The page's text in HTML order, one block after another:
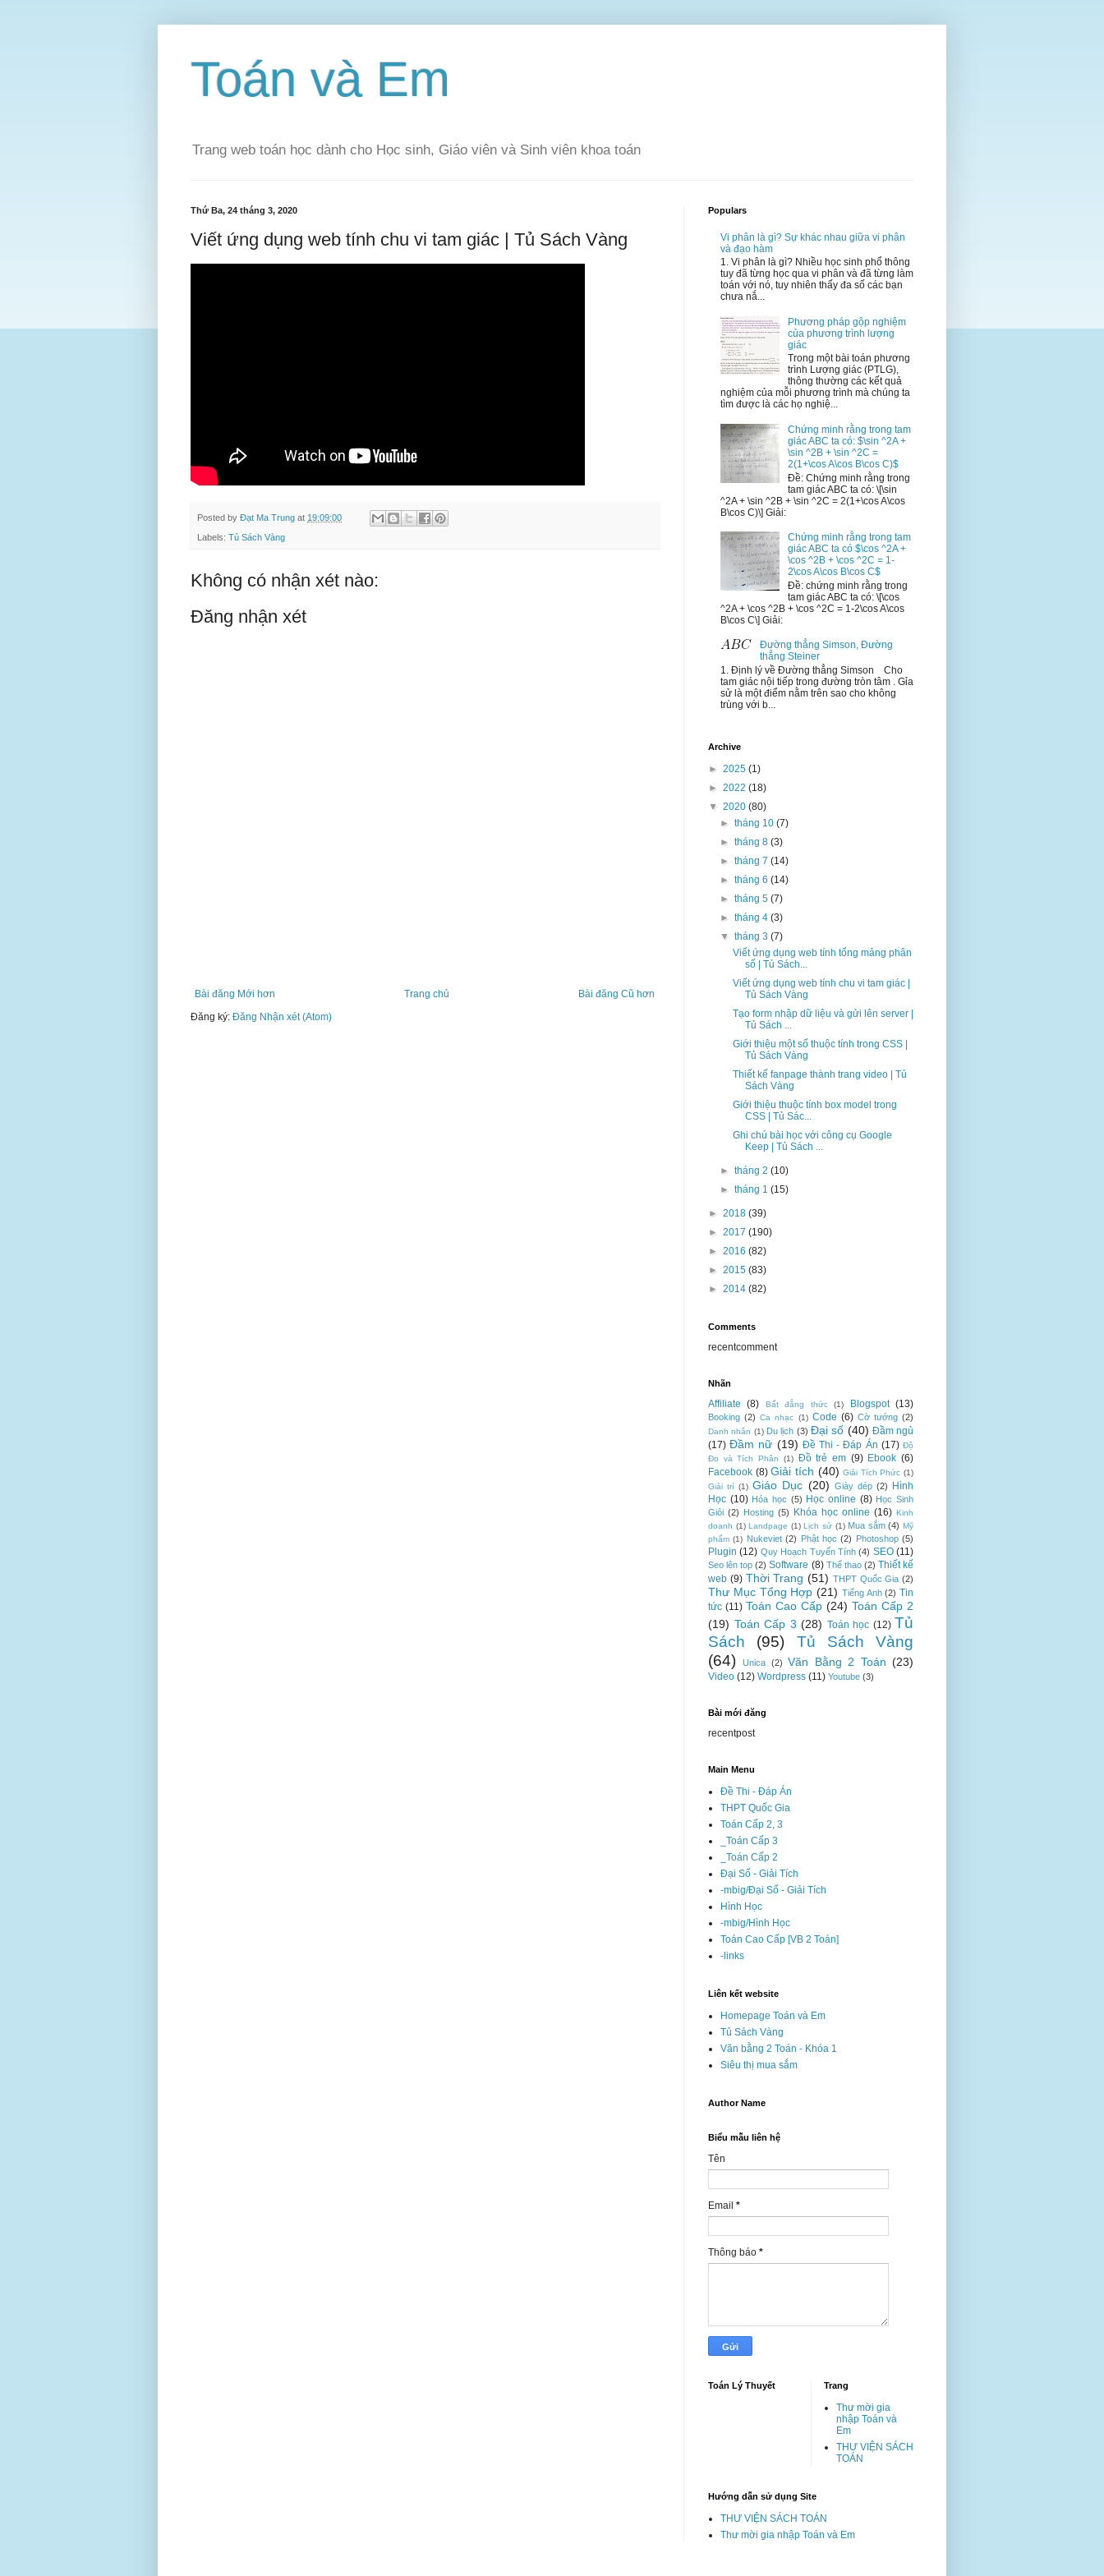
Toán và Em
Trang web toán học dành cho Học sinh, Giáo viên và Sinh viên khoa toán
Thứ Ba, 24 tháng 3, 2020
Viết ứng dụng web tính chu vi tam giác | Tủ Sách Vàng
Posted by Đạt Ma Trung at 19:09:00
Labels: Tủ Sách Vàng
Không có nhận xét nào:
Đăng nhận xét
Bài đăng Mới hơn Bài đăng Cũ hơn
Trang chủ
Đăng ký: Đăng Nhận xét (Atom)
Populars
Vi phân là gì? Sự khác nhau giữa vi phân
và đạo hàm
1. Vi phân là gì? Nhiều học sinh phổ thông
tuy đã từng học qua vi phân và đã từng làm
toán với nó, tuy nhiên thấy đa số các bạn
chưa nắ...
Phương pháp gộp nghiệm
của phương trình lượng
giác
Trong một bài toán phương
trình Lượng giác (PTLG),
thông thường các kết quả
nghiệm của mỗi phương trình mà chúng ta
tìm được là các họ nghiệ...
Chứng minh rằng trong tam
giác ABC ta có: $\sin ^2A +
\sin ^2B + \sin ^2C =
2(1+\cos A\cos B\cos C)$
Đề: Chứng minh rằng trong
tam giác ABC ta có: \[\sin
^2A + \sin ^2B + \sin ^2C = 2(1+\cos A\cos
B\cos C)\] Giải:
Chứng minh rằng trong tam
giác ABC ta có $\cos ^2A +
\cos ^2B + \cos ^2C = 1-
2\cos A\cos B\cos C$
Đề: chứng minh rằng trong
tam giác ABC ta có: \[\cos
^2A + \cos ^2B + \cos ^2C = 1-2\cos A\cos
B\cos C\] Giải:
Đường thẳng Simson, Đường
thẳng Steiner
1. Định lý về Đường thẳng Simson Cho
tam giác nội tiếp trong đường tròn tâm . Gỉa
sử là một điểm nằm trên sao cho không
trùng với b...
Archive
► 2025 (1)
► 2022 (18)
▼ 2020 (80)
►tháng 10(7)
►tháng 8(3)
►tháng 7(14)
►tháng 6(14)
►tháng 5(7)
►tháng 4(3)
▼tháng 3(7)
Viết ứng dụng web tính tổng mảng phân
số | Tủ Sách...
Viết ứng dụng web tính chu vi tam giác |
Tủ Sách Vàng
Tạo form nhập dữ liệu và gửi lên server |
Tủ Sách ...
Giới thiệu một số thuộc tính trong CSS |
Tủ Sách Vàng
Thiết kế fanpage thành trang video | Tủ
Sách Vàng
Giới thiệu thuộc tính box model trong
CSS | Tủ Sác...
Ghi chú bài học với công cụ Google
Keep | Tủ Sách ...
►tháng 2(10)
►tháng 1(15)
► 2018 (39)
► 2017 (190)
► 2016 (82)
► 2015 (83)
► 2014 (82)
Comments
recentcomment
Nhãn
Affiliate (8) Bất đẳng thức (1) Blogspot (13)
Booking (2) Ca nhạc (1) Code (6) Cờ tướng (2)
Danh nhân (1) Du lịch (3) Đại số (40) Đầm ngủ
(17) Đầm nữ (19) Đề Thi - Đáp Án (17) Độ
Đo và Tích Phân
(1) Đồ trẻ em (9) Ebook (6)
Facebook (8) Giải tích (40) Giải Tích Phức (1)
Giải trí (1) Giáo Dục (20) Giày dép (2)
Hình
Học (10) Hóa học (5) Học online (8) Học Sinh
Giỏi (2) Hosting (5) Khóa học online (16) Kinh
doanh (1) Landpage (1) Lịch sử (1) Mua sắm (4) Mỹ
phẩm (1) Nukeviet (2) Phật học (2) Photoshop (5)
Plugin (12) Quy Hoạch Tuyến Tính (4) SEO (11)
Seo lên top (2) Software (8) Thể thao (2) Thiết kế
web (9) Thời Trang (51) THPT Quốc Gia (2)
Thư Mục Tổng Hợp (21) Tiếng Anh (2) Tin
tức (11) Toán Cao Cấp (24) Toán Cấp 2
(19) Toán Cấp 3 (28) Toán học (12) Tủ
Sách
(95)
Tủ Sách Vàng
(64)
Unica (2) Văn Bằng 2 Toán (23)
Video (12) Wordpress (11) Youtube (3)
Bài mới đăng
recentpost
Main Menu
Đề Thi - Đáp Án
THPT Quốc Gia
Toán Cấp 2, 3
_Toán Cấp 3
_Toán Cấp 2
Đại Số - Giải Tích
-mbig/Đại Số - Giải Tích
Hình Học
-mbig/Hình Học
Toán Cao Cấp [VB 2 Toán]
-links
Liên kết website
Homepage Toán và Em
Tủ Sách Vàng
Văn bằng 2 Toán - Khóa 1
Siêu thị mua sắm
Author Name
Biểu mẫu liên hệ
Tên
Email *
Thông báo *
Toán Lý Thuyết Trang
Thư mời gia
nhập Toán và
Em
THƯ VIỆN SÁCH
TOÁN
Hướng dẫn sử dụng Site
THƯ VIỆN SÁCH TOÁN
Thư mời gia nhập Toán và Em